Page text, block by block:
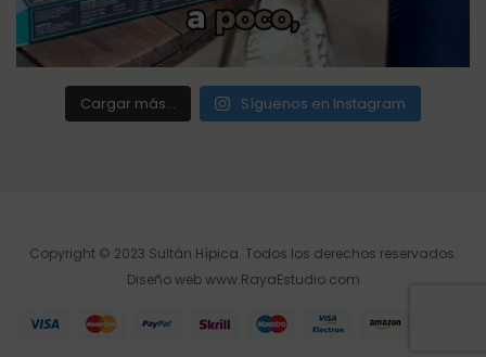
Cargar más... Síguenos en Instagram
Copyright © 2023 Sultán Hípica. Todos los derechos reservados.
Diseño webwww.RayaEstudio.com